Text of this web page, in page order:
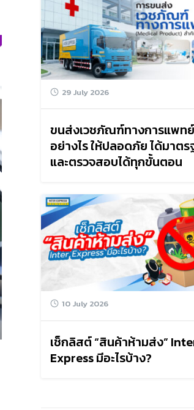
29 July 2026
ขนส่งเวชภัณฑ์ทางการแพทย์
อย่างไร ให้ปลอดภัย ได้มาต
และตรวจสอบได้ทุกขั้นตอน
10 July 2026
เช็กลิสต์ “สินค้าห้ามส่ง”
Express มีอะไรบ้าง?